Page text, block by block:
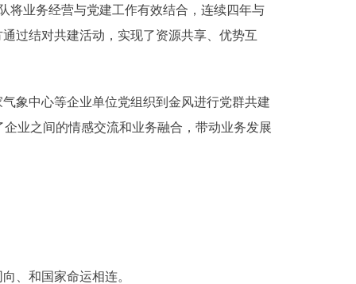
将业务经营与党建工作有效结合，连续四年与
过结对共建活动，实现了资源共享、优势互
象中心等企业单位党组织到金风进行党群共建
业之间的情感交流和业务融合，带动业务发展
、和国家命运相连。